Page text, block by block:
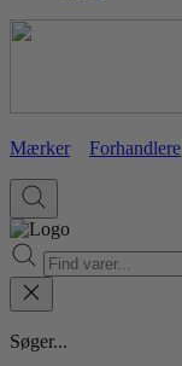
Mærker Forhandlere
Søger...